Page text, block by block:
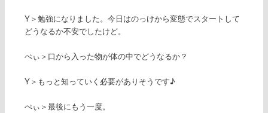
Y＞勉強になりました。今日はのっけから変態でスタートして
どうなるか不安でしたけど。
ぺぃ＞口から入った物が体の中でどうなるか？
Y＞もっと知っていく必要がありそうです♪
ぺぃ＞最後にもう一度。